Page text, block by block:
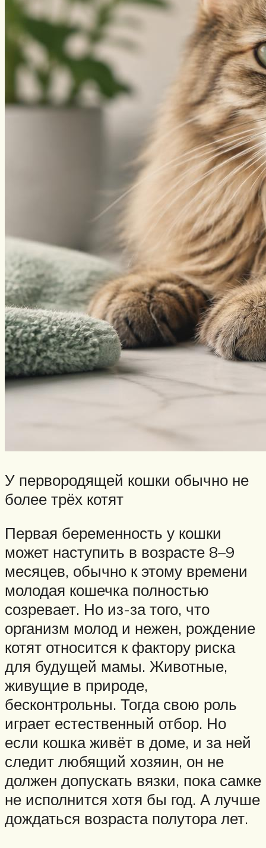
У первородящей кошки обычно не
более трёх котят
Первая беременность у кошки
может наступить в возрасте 8–9
месяцев, обычно к этому времени
молодая кошечка полностью
созревает. Но из-за того, что
организм молод и нежен, рождение
котят относится к фактору риска
для будущей мамы. Животные,
живущие в природе,
бесконтрольны. Тогда свою роль
играет естественный отбор. Но
если кошка живёт в доме, и за ней
следит любящий хозяин, он не
должен допускать вязки, пока самке
не исполнится хотя бы год. А лучше
дождаться возраста полутора лет.